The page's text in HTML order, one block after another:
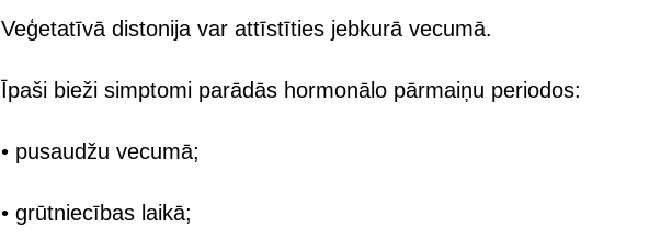
Veģetatīvā distonija var attīstīties jebkurā vecumā.
Īpaši bieži simptomi parādās hormonālo pārmaiņu periodos:
• pusaudžu vecumā;
• grūtniecības laikā;